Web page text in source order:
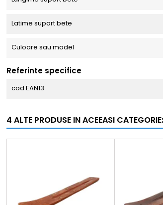
Latime suport bete
Culoare sau model
Referinte specifice
cod EAN13
4 ALTE PRODUSE IN ACEEASI CATEGORIE: